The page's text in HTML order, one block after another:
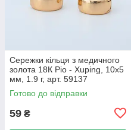
Сережки кільця з медичного
золота 18К Ріо - Xuping, 10х5
мм, 1.9 г, арт. 59137
Готово до відправки
59 ₴